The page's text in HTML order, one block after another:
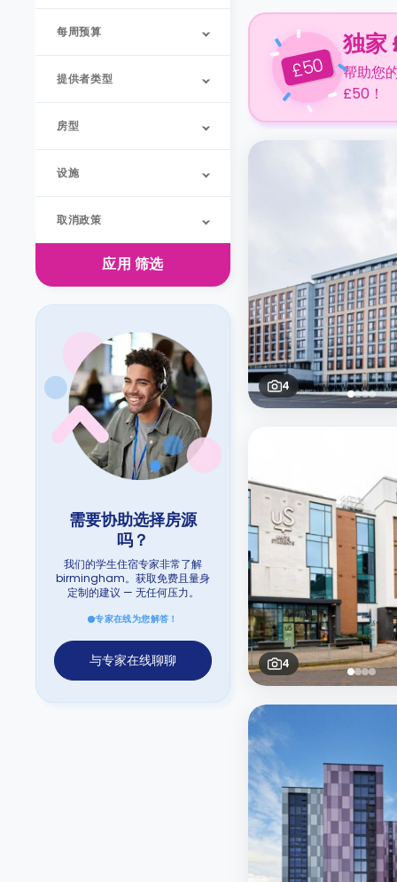
每周预算
提供者类型
房型
设施
取消政策
应用 筛选
需要协助选择房源
吗？
我们的学生住宿专家非常了解
birmingham。获取免费且量身
定制的建议 — 无任何压力。
专家在线为您解答！
与专家在线聊聊
£50
独家
帮助您
£50！
4
4